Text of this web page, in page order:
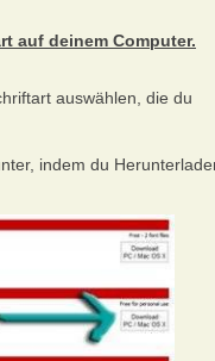
auf deinem Computer.
auswählen, die du
indem du